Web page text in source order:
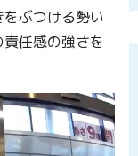
ぶつける勢い
任感の強さを